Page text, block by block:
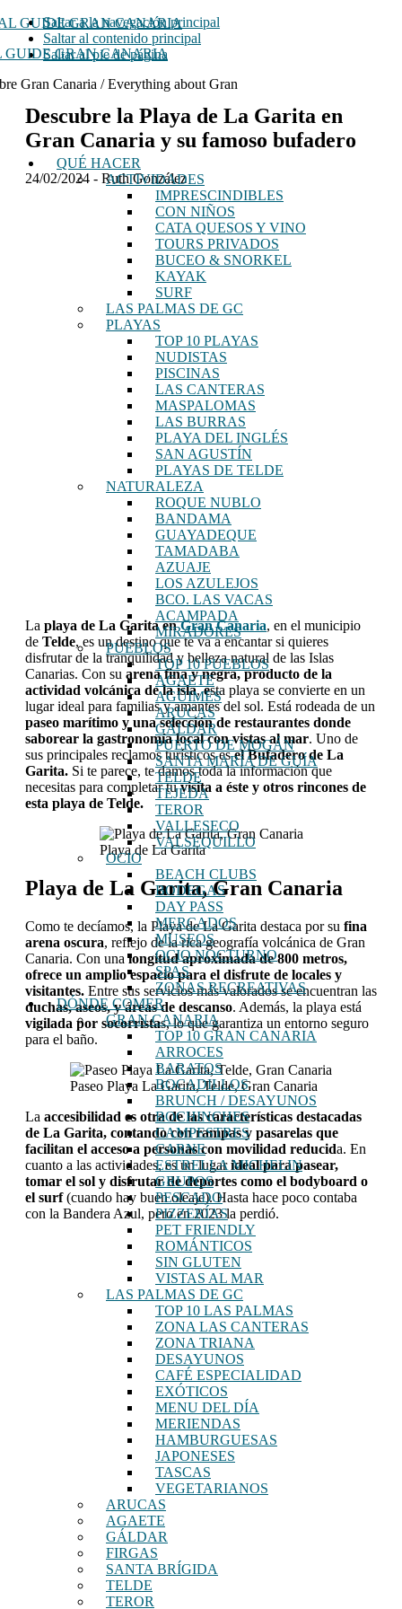
Saltar a la navegación principal
Saltar al contenido principal
Saltar al pie de página
GUIDE GRAN CANARIA
Gran Canaria / Everything about Gran
QUÉ HACER
ACTIVIDADES
IMPRESCINDIBLES
CON NIÑOS
CATA QUESOS Y VINO
TOURS PRIVADOS
BUCEO & SNORKEL
KAYAK
SURF
LAS PALMAS DE GC
PLAYAS
TOP 10 PLAYAS
NUDISTAS
PISCINAS
LAS CANTERAS
MASPALOMAS
LAS BURRAS
PLAYA DEL INGLÉS
SAN AGUSTÍN
PLAYAS DE TELDE
NATURALEZA
ROQUE NUBLO
BANDAMA
GUAYADEQUE
TAMADABA
AZUAJE
LOS AZULEJOS
BCO. LAS VACAS
ACAMPADA
MIRADORES
PUEBLOS
TOP 10 PUEBLOS
AGAETE
AGÜIMES
ARUCAS
GÁLDAR
PUERTO DE MOGÁN
SANTA MARÍA DE GUÍA
TELDE
TEJEDA
TEROR
VALLESECO
VALSEQUILLO
OCIO
BEACH CLUBS
BODEGAS
DAY PASS
MERCADOS
MUSEOS
OCIO NOCTURNO
SPAS
ZONAS RECREATIVAS
DÓNDE COMER
GRAN CANARIA
TOP 10 GRAN CANARIA
ARROCES
BARATOS
BOCADILLOS
BRUNCH / DESAYUNOS
BOCHINCHES
CAMPESTRES
CARNE
ESTRELLA MICHELIN
GRUPOS
PESCADO
PIZZERÍAS
PET FRIENDLY
ROMÁNTICOS
SIN GLUTEN
VISTAS AL MAR
LAS PALMAS DE GC
TOP 10 LAS PALMAS
ZONA LAS CANTERAS
ZONA TRIANA
DESAYUNOS
CAFÉ ESPECIALIDAD
EXÓTICOS
MENU DEL DÍA
MERIENDAS
HAMBURGUESAS
JAPONESES
TASCAS
VEGETARIANOS
ARUCAS
AGAETE
GÁLDAR
FIRGAS
SANTA BRÍGIDA
TELDE
TEROR
Descubre la Playa de La Garita en
Gran Canaria y su famoso bufadero
24/02/2024 - Ruth González
La playa de La Garita enGran Canaria, en el municipio
de Telde, es un destino que te va a encantar si quieres
disfrutar de la tranquilidad y belleza natural de las Islas
Canarias. Con su arena fina y negra, producto de la
actividad volcánica de la isla,esta playa se convierte en un
lugar ideal para familias y amantes del sol. Está rodeada de un
paseo marítimo y una selección de restaurantes donde
saborear la gastronomía local con vistas al mar. Uno de
sus principales reclamos turísticos esel Bufadero de La
Garita. Si te parece, te damos toda la información que
necesitas para completar tuvisita a éste y otros rincones de
esta playa de Telde.
Playa de La Garita
Playa de La Garita, Gran Canaria
Como te decíamos, la Playa de La Garita destaca por su fina
arena oscura, reflejo de la rica geografía volcánica de Gran
Canaria. Con unalongitud aproximada de 800 metros,
ofrece un amplio espacio para el disfrute de locales y
visitantes. Entre sus servicios más valorados se encuentran las
duchas, aseos, y áreas de descanso. Además, la playa está
vigilada por socorristas, lo que garantiza un entorno seguro
para el baño.
Paseo Playa La Garita, Telde, Gran Canaria
La accesibilidad es otra de las características destacadas
de La Garita, contando con rampas y pasarelas que
facilitan el acceso a personas con movilidad reducida. En
cuanto a las actividades, es un lugarideal para pasear,
tomar el sol y disfrutar de deportes como el bodyboard o
el surf(cuando hay buen oleaje). Hasta hace poco contaba
con la Bandera Azul, pero en 2023 la perdió.